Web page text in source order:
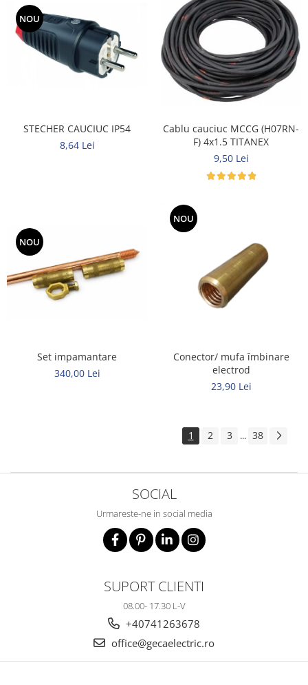
NOU
STECHER CAUCIUC IP54
8,64 Lei
Cablu cauciuc MCCG (H07RN-
F) 4x1.5 TITANEX
9,50 Lei
NOU
Set impamantare
340,00 Lei
NOU
Conector/ mufa îmbinare
electrod
23,90 Lei
1 2 3 ... 38
SOCIAL
Urmareste-ne in social media
SUPORT CLIENTI
08.00- 17.30 L-V
+40741263678
office@gecaelectric.ro